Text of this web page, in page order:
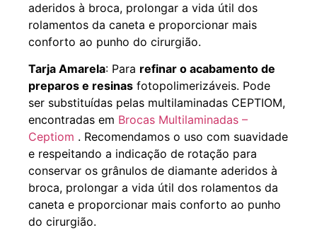
aderidos à broca, prolongar a vida útil dos
rolamentos da caneta e proporcionar mais
conforto ao punho do cirurgião.
Tarja Amarela: Para refinar o acabamento de
preparos e resinas fotopolimerizáveis. Pode
ser substituídas pelas multilaminadas CEPTIOM,
encontradas em Brocas Multilaminadas –
Ceptiom . Recomendamos o uso com suavidade
e respeitando a indicação de rotação para
conservar os grânulos de diamante aderidos à
broca, prolongar a vida útil dos rolamentos da
caneta e proporcionar mais conforto ao punho
do cirurgião.